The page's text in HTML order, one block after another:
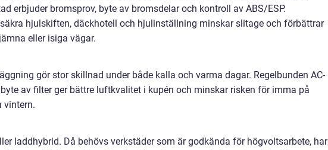
erbjuder bromsprov, byte av bromsdelar och kontroll av ABS/ESP.
hjulskiften, däckhotell och hjulinställning minskar slitage och förbättrar
eller isiga vägar.
gör stor skillnad under både kalla och varma dagar. Regelbunden AC-
av filter ger bättre luftkvalitet i kupén och minskar risken för imma på
vintern.
laddhybrid. Då behövs verkstäder som är godkända för högvoltsarbete, har